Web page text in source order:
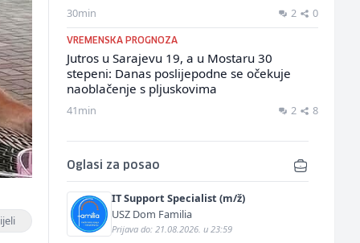
30min 2 0
VREMENSKA PROGNOZA
Jutros u Sarajevu 19, a u Mostaru 30
stepeni: Danas poslijepodne se očekuje
naoblačenje s pljuskovima
41min 2 8
Oglasi za posao
IT Support Specialist (m/ž)
USZ Dom Familia
Prijava do: 21.08.2026. u 23:59